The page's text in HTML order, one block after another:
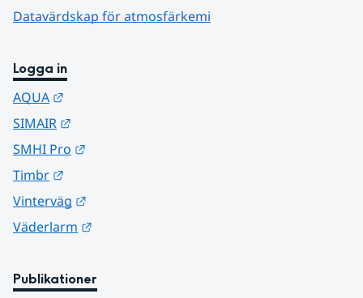
Datavärdskap för atmosfärkemi
Logga in
AQUA
SIMAIR
SMHI Pro
Timbr
Vinterväg
Väderlarm
Publikationer